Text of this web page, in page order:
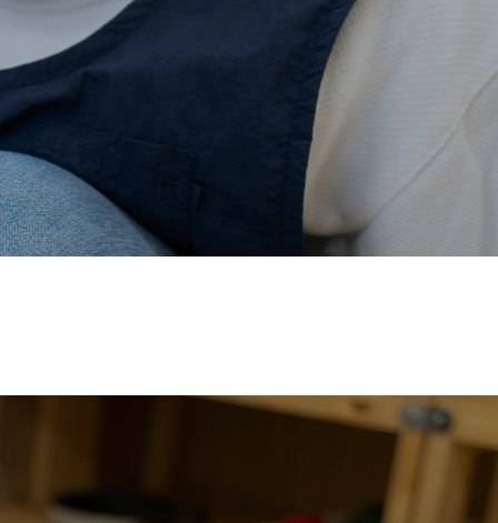
れ、厚生労働省の 【えるぼし認定(☆☆)】 を受けまし